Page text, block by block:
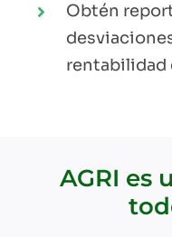
Obtén
rentabilidad
AGRI es